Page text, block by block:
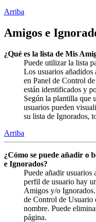
Arriba
Amigos e
¿Qué es la lista de Mis
Puede utilizar la lista
Los usuarios añadidos
en Panel de Control
están identificados y
Según la plantilla que
usuarios pueden
su lista de Ignorados,
Arriba
¿Cómo se puede añadir o
e Ignorados?
Puede añadir usuarios
perfil de usuario hay
Amigos y/o
de Control de Usuario
nombre. Puede
página.